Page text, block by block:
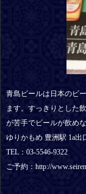
青島ビールは日本のビ
ます。すっきりとした
が苦手でビールが飲め
ゆりかもめ 豊洲駅 1a出
TEL：‪03-5546-9322‬
ご予約：http://